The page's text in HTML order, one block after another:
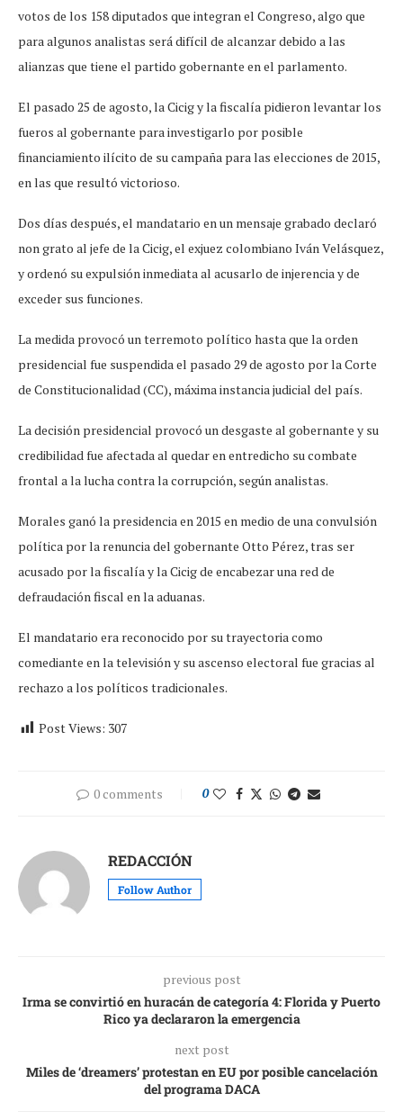
votos de los 158 diputados que integran el Congreso, algo que
para algunos analistas será difícil de alcanzar debido a las
alianzas que tiene el partido gobernante en el parlamento.
El pasado 25 de agosto, la Cicig y la fiscalía pidieron levantar los
fueros al gobernante para investigarlo por posible
financiamiento ilícito de su campaña para las elecciones de 2015,
en las que resultó victorioso.
Dos días después, el mandatario en un mensaje grabado declaró
non grato al jefe de la Cicig, el exjuez colombiano Iván Velásquez,
y ordenó su expulsión inmediata al acusarlo de injerencia y de
exceder sus funciones.
La medida provocó un terremoto político hasta que la orden
presidencial fue suspendida el pasado 29 de agosto por la Corte
de Constitucionalidad (CC), máxima instancia judicial del país.
La decisión presidencial provocó un desgaste al gobernante y su
credibilidad fue afectada al quedar en entredicho su combate
frontal a la lucha contra la corrupción, según analistas.
Morales ganó la presidencia en 2015 en medio de una convulsión
política por la renuncia del gobernante Otto Pérez, tras ser
acusado por la fiscalía y la Cicig de encabezar una red de
defraudación fiscal en la aduanas.
El mandatario era reconocido por su trayectoria como
comediante en la televisión y su ascenso electoral fue gracias al
rechazo a los políticos tradicionales.
Post Views: 307
0 comments 0
REDACCIÓN
Follow Author
previous post
Irma se convirtió en huracán de categoría 4: Florida y Puerto
Rico ya declararon la emergencia
next post
Miles de ‘dreamers’ protestan en EU por posible cancelación
del programa DACA